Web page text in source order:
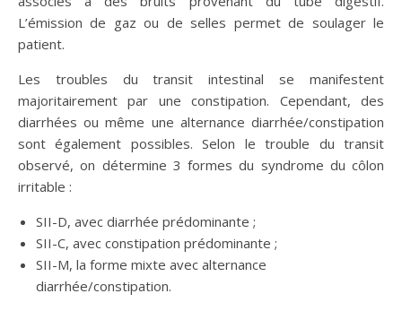
L’émission de gaz ou de selles permet de soulager le
patient.
Les troubles du transit intestinal se manifestent
majoritairement par une constipation. Cependant, des
diarrhées ou même une alternance diarrhée/constipation
sont également possibles. Selon le trouble du transit
observé, on détermine 3 formes du syndrome du côlon
irritable :
SII-D, avec diarrhée prédominante ;
SII-C, avec constipation prédominante ;
SII-M, la forme mixte avec alternance
diarrhée/constipation.